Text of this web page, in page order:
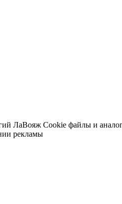
ЛаВояж Cookie файлы и
рекламы